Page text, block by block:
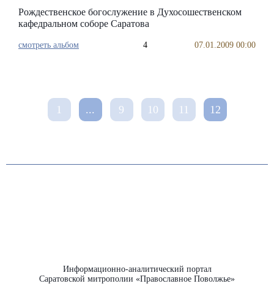
Рождественское богослужение в Духосошественском
кафедральном соборе Саратова
смотреть альбом 4 07.01.2009 00:00
1 ... 9 10 11 12
Информационно-аналитический портал
Саратовской митрополии «Православное Поволжье»